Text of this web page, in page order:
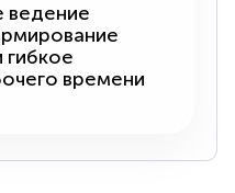
ведение
гибкое
времени